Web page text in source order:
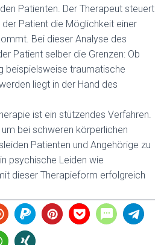
Patienten. Der Therapeut steuert
Patient die Möglichkeit einer
Bei dieser Analyse des
Patient selber die Grenzen: Ob
beispielsweise traumatische
liegt in der Hand des
ist ein stützendes Verfahren.
bei schweren körperlichen
Patienten und Angehörige zu
psychische Leiden wie
dieser Therapieform erfolgreich